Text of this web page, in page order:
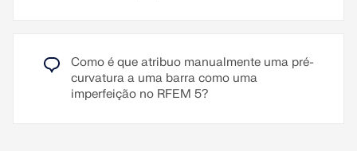
Como é que atribuo manualmente uma pré-
curvatura a uma barra como uma
imperfeição no RFEM 5?